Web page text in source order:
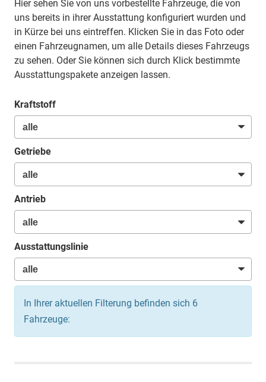
Hier sehen Sie von uns vorbestellte Fahrzeuge, die von
uns bereits in ihrer Ausstattung konfiguriert wurden und
in Kürze bei uns eintreffen. Klicken Sie in das Foto oder
einen Fahrzeugnamen, um alle Details dieses Fahrzeugs
zu sehen. Oder Sie können sich durch Klick bestimmte
Ausstattungspakete anzeigen lassen.
Kraftstoff
Getriebe
Antrieb
Ausstattungslinie
In Ihrer aktuellen Filterung befinden sich 6
Fahrzeuge: